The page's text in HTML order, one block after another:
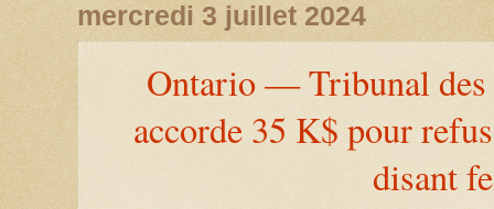
mercredi 3 juillet 2024
Ontario — Tribunal des
accorde 35 K$ pour
disant